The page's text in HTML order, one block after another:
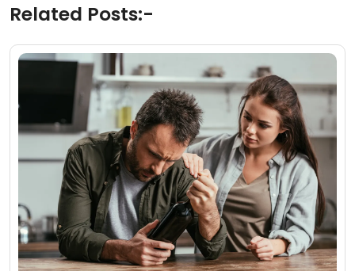
Related Posts:-